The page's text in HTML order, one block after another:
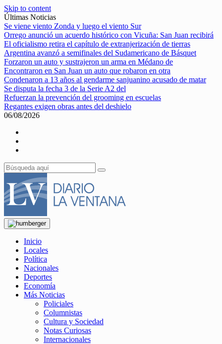
Skip to content
Últimas Noticias
Se viene viento Zonda y luego el viento Sur
Orrego anunció un acuerdo histórico con Vicuña: San Juan recibirá
El oficialismo retira el capítulo de extranjerización de tierras
Argentina avanzó a semifinales del Sudamericano de Básquet
Forzaron un auto y sustrajeron un arma en Médano de
Encontraron en San Juan un auto que robaron en otra
Condenaron a 13 años al gendarme sanjuanino acusado de matar
Se disputa la fecha 3 de la Serie A2 del
Refuerzan la prevención del grooming en escuelas
Regantes exigen obras antes del deshielo
06/08/2026
Inicio
Locales
Política
Nacionales
Deportes
Economía
Más Noticias
Policiales
Columnistas
Cultura y Sociedad
Notas Curiosas
Internacionales